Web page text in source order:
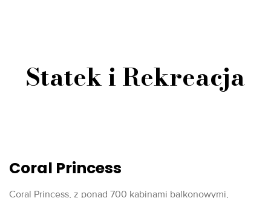
Statek i Rekreacja
Coral Princess
Coral Princess, z ponad 700 kabinami balkonowymi,